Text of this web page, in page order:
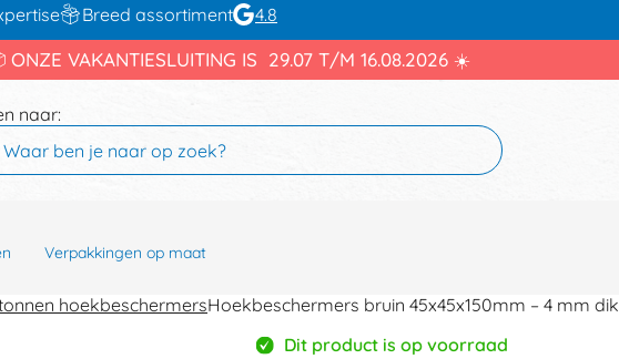
Breed assortiment 4.8
ONZE VAKANTIESLUITING IS 29.07 T/M 16.08.2026 ☀️
naar:
Verpakkingen op maat
hoekbeschermersHoekbeschermers bruin 45x45x150mm – 4 mm dik
Dit product is op voorraad